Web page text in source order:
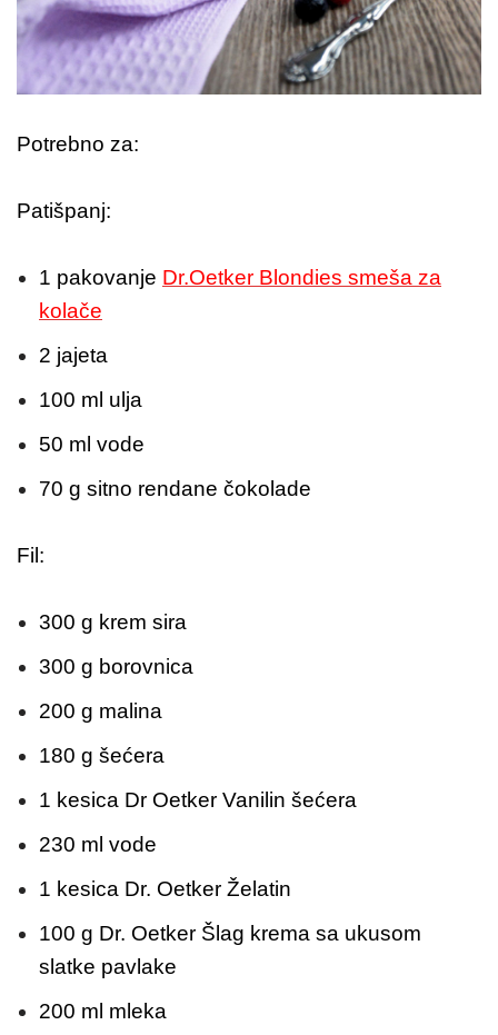
Potrebno za:
Patišpanj:
1 pakovanje Dr.Oetker Blondies smeša za
kolače
2 jajeta
100 ml ulja
50 ml vode
70 g sitno rendane čokolade
Fil:
300 g krem sira
300 g borovnica
200 g malina
180 g šećera
1 kesica Dr Oetker Vanilin šećera
230 ml vode
1 kesica Dr. Oetker Želatin
100 g Dr. Oetker Šlag krema sa ukusom
slatke pavlake
200 ml mleka